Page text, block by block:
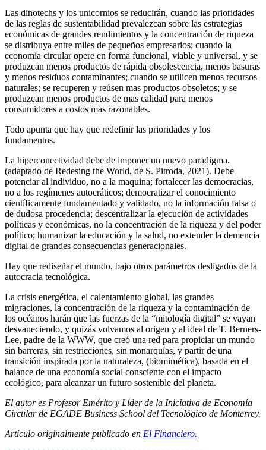
Las dinotechs y los unicornios se reducirán, cuando las prioridades
de las reglas de sustentabilidad prevalezcan sobre las estrategias
económicas de grandes rendimientos y la concentración de riqueza
se distribuya entre miles de pequeños empresarios; cuando la
economía circular opere en forma funcional, viable y universal, y se
produzcan menos productos de rápida obsolescencia, menos basuras
y menos residuos contaminantes; cuando se utilicen menos recursos
naturales; se recuperen y reúsen mas productos obsoletos; y se
produzcan menos productos de mas calidad para menos
consumidores a costos mas razonables.
Todo apunta que hay que redefinir las prioridades y los
fundamentos.
La hiperconectividad debe de imponer un nuevo paradigma.
(adaptado de Redesing the World, de S. Pitroda, 2021). Debe
potenciar al individuo, no a la maquina; fortalecer las democracias,
no a los regímenes autocráticos; democratizar el conocimiento
científicamente fundamentado y validado, no la información falsa o
de dudosa procedencia; descentralizar la ejecución de actividades
políticas y económicas, no la concentración de la riqueza y del poder
político; humanizar la educación y la salud, no extender la demencia
digital de grandes consecuencias generacionales.
Hay que rediseñar el mundo, bajo otros parámetros desligados de la
autocracia tecnológica.
La crisis energética, el calentamiento global, las grandes
migraciones, la concentración de la riqueza y la contaminación de
los océanos harán que las fuerzas de la “mitología digital” se vayan
desvaneciendo, y quizás volvamos al origen y al ideal de T. Berners-
Lee, padre de la WWW, que creó una red para propiciar un mundo
sin barreras, sin restricciones, sin monarquías, y partir de una
transición inspirada por la naturaleza, (biomimética), basada en el
balance de una economía social consciente con el impacto
ecológico, para alcanzar un futuro sostenible del planeta.
El autor es Profesor Emérito y Líder de la Iniciativa de Economía
Circular de EGADE Business School del Tecnológico de Monterrey.
Artículo originalmente publicado en El Financiero.